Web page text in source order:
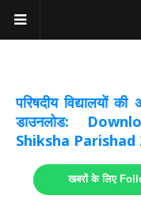
परिषदीय विद्यालयों
डाउनलोड:
Shiksha Parishad
खबरों के लिए